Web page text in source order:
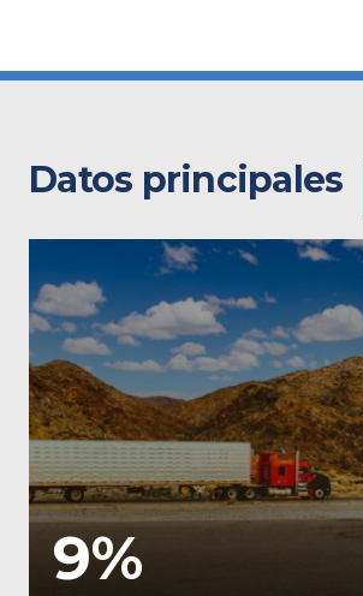
Datos principales
9%